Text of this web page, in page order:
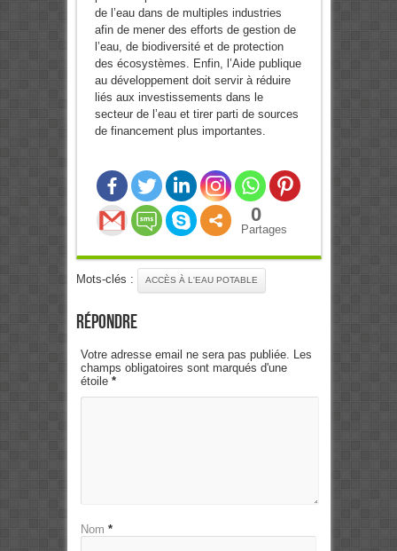
de l’eau dans de multiples industries
afin de mener des efforts de gestion de
l’eau, de biodiversité et de protection
des écosystèmes. Enfin, l’Aide publique
au développement doit servir à réduire
liés aux investissements dans le
secteur de l’eau et tirer parti de sources
de financement plus importantes.
0
Partages
Mots-clés : ACCÈS À L'EAU POTABLE
Répondre
Votre adresse email ne sera pas publiée. Les
champs obligatoires sont marqués d'une
étoile *
Nom *